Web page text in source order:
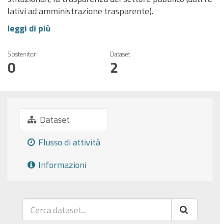
lativi ad amministrazione trasparente).
leggi di più
Sostenitori
0
Dataset
2
Dataset
Flusso di attività
Informazioni